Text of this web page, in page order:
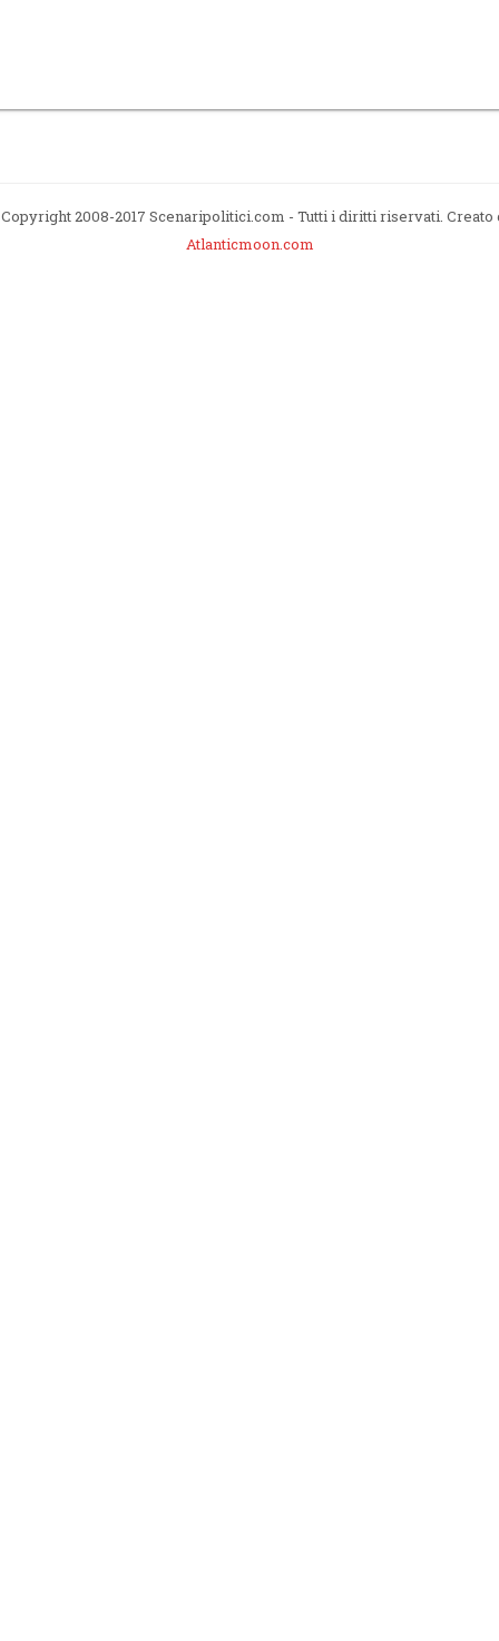
2008-2017 Scenaripolitici.com - Tutti i diritti riservati. Creato
Atlanticmoon.com